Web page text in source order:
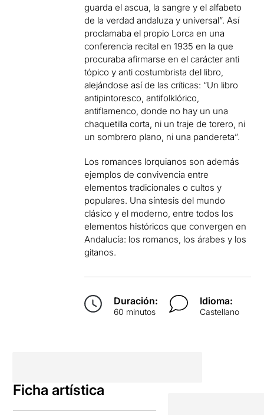
guarda el ascua, la sangre y el alfabeto
de la verdad andaluza y universal”. Así
proclamaba el propio Lorca en una
conferencia recital en 1935 en la que
procuraba afirmarse en el carácter anti
tópico y anti costumbrista del libro,
alejándose así de las críticas: “Un libro
antipintoresco, antifolklórico,
antiflamenco, donde no hay un una
chaquetilla corta, ni un traje de torero, ni
un sombrero plano, ni una pandereta”.
Los romances lorquianos son además
ejemplos de convivencia entre
elementos tradicionales o cultos y
populares. Una síntesis del mundo
clásico y el moderno, entre todos los
elementos históricos que convergen en
Andalucía: los romanos, los árabes y los
gitanos.
Duración:
60 minutos
Idioma:
Castellano
Ficha artística